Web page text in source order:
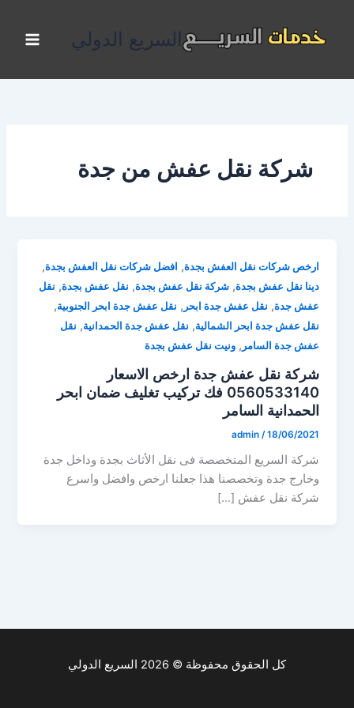
المحتوى
السريع الدولي
شركة نقل عفش من جدة
ارخص شركات نقل العفش بجدة, افضل شركات نقل العفش بجدة,
دينا نقل عفش بجدة,شركة نقل عفش بجدة, نقل عفش بجدة, نقل
عفش جدة, نقل عفش جدة ابحر , نقل عفش جدة ابحر الجنوبية,
نقل عفش جدة ابحر الشمالية, نقل عفش جدة الحمدانية, نقل
عفش جدة السامر ,ونيت نقل عفش بجدة
شركة نقل عفش جدة ارخص الاسعار
0560533140 فك تركيب تغليف ضمان ابحر
الحمدانية السامر
admin /18/06/2021
شركة السريع المتخصصة فى نقل الأثاث بجدة وداخل جدة
وخارج جدة وتخصصنا هذا جعلنا ارخص وافضل واسرع
شركة نقل عفش […]
كل الحقوق محفوظة © 2026 السريع الدولي